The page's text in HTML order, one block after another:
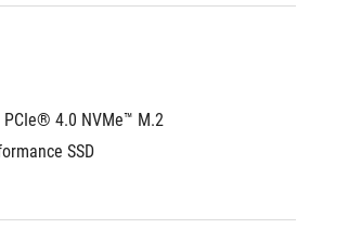
PCIe® 4.0 NVMe™ M.2
SSD